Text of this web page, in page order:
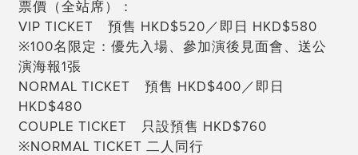
票價（全站席）：
VIP TICKET 預售 HKD$520／即日 HKD$580
※100名限定：優先入場、參加演後見面會、送公
演海報1張
NORMAL TICKET 預售 HKD$400／即日
HKD$480
COUPLE TICKET 只設預售 HKD$760
※NORMAL TICKET 二人同行